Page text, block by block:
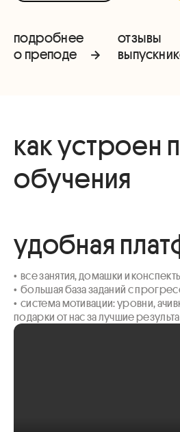
подробнее
о преподе
отзывы
как устроен
обучения
удобная
•  все занятия, домашки и
•  большая база заданий с
•  система мотивации: уровни,
подарки от нас за лучшие